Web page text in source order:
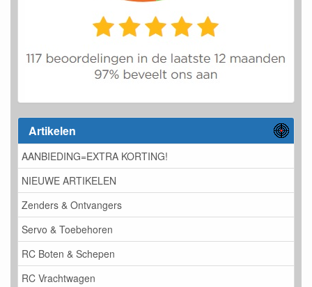
Artikelen
AANBIEDING=EXTRA KORTING!
NIEUWE ARTIKELEN
Zenders & Ontvangers
Servo & Toebehoren
RC Boten & Schepen
RC Vrachtwagen